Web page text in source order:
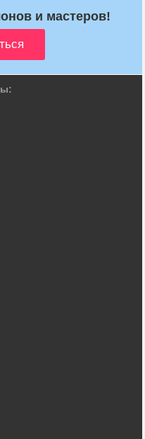
и мастеров!